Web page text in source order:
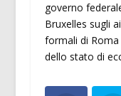
governo
Bruxelles sugli
formali di
dello stato di